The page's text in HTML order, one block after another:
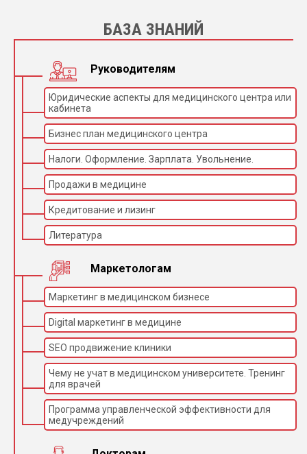
БАЗА ЗНАНИЙ
Руководителям
Юридические аспекты для медицинского центра или
кабинета
Бизнес план медицинского центра
Налоги. Оформление. Зарплата. Увольнение.
Продажи в медицине
Кредитование и лизинг
Литература
Маркетологам
Маркетинг в медицинском бизнесе
Digital маркетинг в медицине
SEO продвижение клиники
Чему не учат в медицинском университете. Тренинг
для врачей
Программа управленческой эффективности для
медучреждений